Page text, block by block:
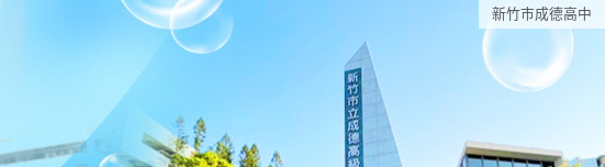
新竹巿成德高中